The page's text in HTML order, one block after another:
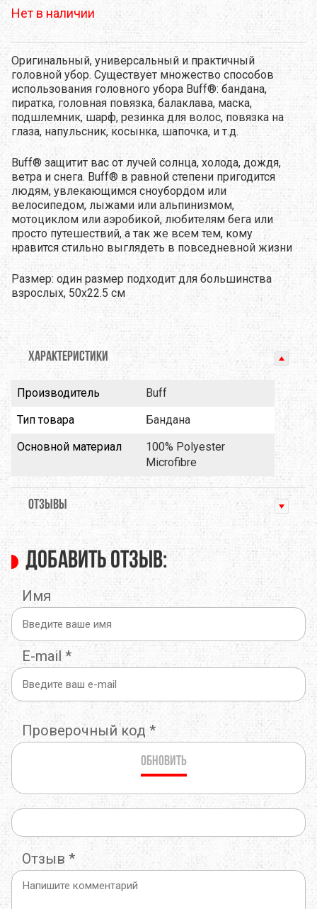
Нет в наличии
Оригинальный, универсальный и практичный
головной убор. Существует множество способов
использования головного убора Buff®: бандана,
пиратка, головная повязка, балаклава, маска,
подшлемник, шарф, резинка для волос, повязка на
глаза, напульсник, косынка, шапочка, и т.д.
Buff® защитит вас от лучей солнца, холода, дождя,
ветра и снега. Buff® в равной степени пригодится
людям, увлекающимся сноубордом или
велосипедом, лыжами или альпинизмом,
мотоциклом или аэробикой, любителям бега или
просто путешествий, а так же всем тем, кому
нравится стильно выглядеть в повседневной жизни
Размер: один размер подходит для большинства
взрослых, 50х22.5 см
ХАРАКТЕРИСТИКИ
Производитель
Buff
Тип товара
Бандана
Основной материал
100% Polyester
Microfibre
ОТЗЫВЫ
Добавить отзыв:
Имя
E-mail *
Проверочный код *
Обновить
Отзыв *